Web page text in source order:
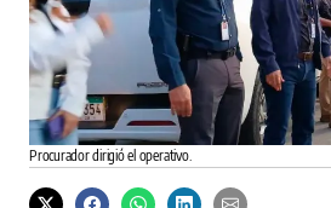
Procurador dirigió el operativo.